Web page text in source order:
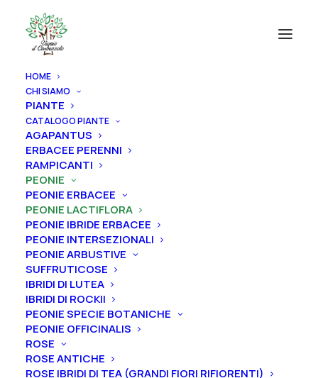
HOME
CHI SIAMO
PIANTE
CATALOGO PIANTE
AGAPANTUS
ERBACEE PERENNI
RAMPICANTI
PEONIE
PEONIE ERBACEE
PEONIE LACTIFLORA
PEONIE IBRIDE ERBACEE
PEONIE INTERSEZIONALI
PEONIE ARBUSTIVE
SUFFRUTICOSE
IBRIDI DI LUTEA
IBRIDI DI ROCKII
PEONIE SPECIE BOTANICHE
PEONIE OFFICINALIS
ROSE
ROSE ANTICHE
ROSE IBRIDI DI TEA (GRANDI FIORI RIFIORENTI)
Home Peonie
Peonie lactiflora
Peonia lactiflora “Nellie Saylor”
Peonia lactiflora “Nellie